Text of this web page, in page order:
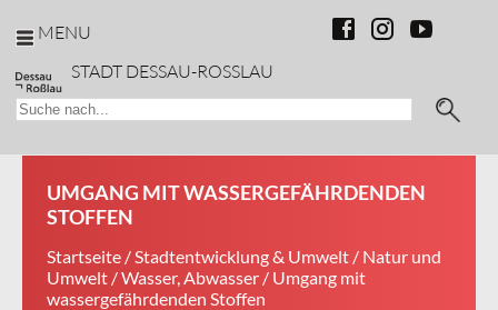
MENU
STADT DESSAU-ROSSLAU
UMGANG MIT WASSERGEFÄHRDENDEN
STOFFEN
Startseite /Stadtentwicklung & Umwelt / Natur und
Umwelt /Wasser, Abwasser / Umgang mit
wassergefährdenden Stoffen